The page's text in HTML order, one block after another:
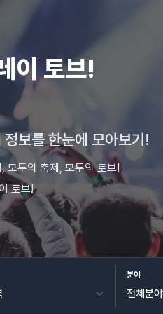
이 토브!
보를 한눈에 모아보기!
모두의 축제, 모두의 토브!
토브!
분야